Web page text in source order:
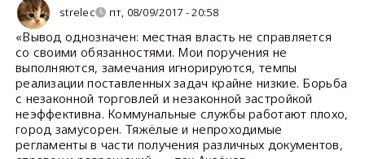
strelec пт, 08/09/2017 - 20:58
«Вывод однозначен: местная власть не справляется
со своими обязанностями. Мои поручения не
выполняются, замечания игнорируются, темпы
реализации поставленных задач крайне низкие. Борьба
с незаконной торговлей и незаконной застройкой
неэффективна. Коммунальные службы работают плохо,
город замусорен. Тяжёлые и непроходимые
регламенты в части получения различных документов,